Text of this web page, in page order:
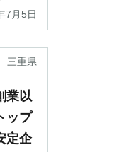
7月5日
三重県
業以
ップ
定企